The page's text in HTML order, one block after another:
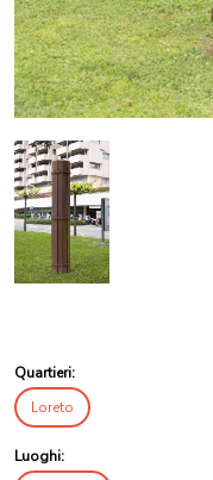
Quartieri:
Loreto
Luoghi: